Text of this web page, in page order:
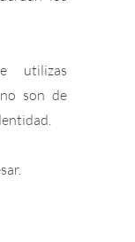
utilizas
son de